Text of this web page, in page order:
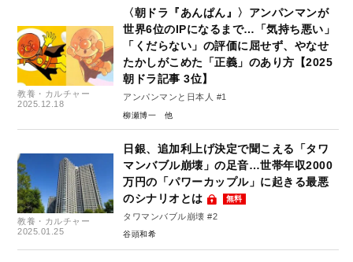
教養・カルチャー
2025.12.18
〈朝ドラ『あんぱん』〉アンパンマンが
世界6位のIPになるまで…「気持ち悪い」
「くだらない」の評価に屈せず、やなせ
たかしがこめた「正義」のあり方【2025
朝ドラ記事 3位】
アンパンマンと日本人 #1
柳瀬博一
教養・カルチャー
2025.01.25
日銀、追加利上げ決定で聞こえる「タワ
マンバブル崩壊」の足音…世帯年収2000
万円の「パワーカップル」に起きる最悪
のシナリオとは
無料
タワマンバブル崩壊 #2
谷頭和希